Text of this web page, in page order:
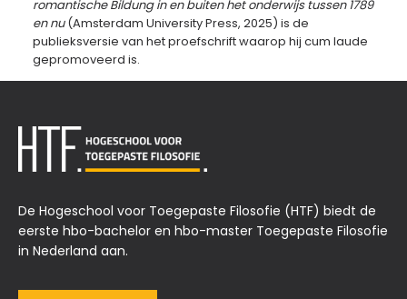
romantische Bildung in en buiten het onderwijs tussen 1789
en nu(Amsterdam University Press, 2025) is de
publieksversie van het proefschrift waarop hij cum laude
gepromoveerd is.
De Hogeschool voor Toegepaste Filosofie (HTF) biedt de
eerste hbo-bachelor en hbo-master Toegepaste Filosofie
in Nederland aan.